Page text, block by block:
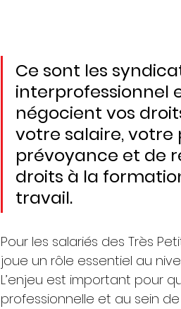
Ce sont les
interprofessionnel
négocient vos
votre salaire,
prévoyance et de
droits à la
travail.
Pour les salariés des Très
joue un rôle essentiel au
L’enjeu est important pour
professionnelle et au sein